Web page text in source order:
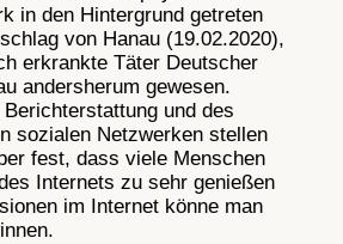
in den Hintergrund getreten
von Hanau (19.02.2020),
erkrankte Täter Deutscher
andersherum gewesen.
und des
sozialen Netzwerken stellen
fest, dass viele Menschen
Internets zu sehr genießen
im Internet könne man